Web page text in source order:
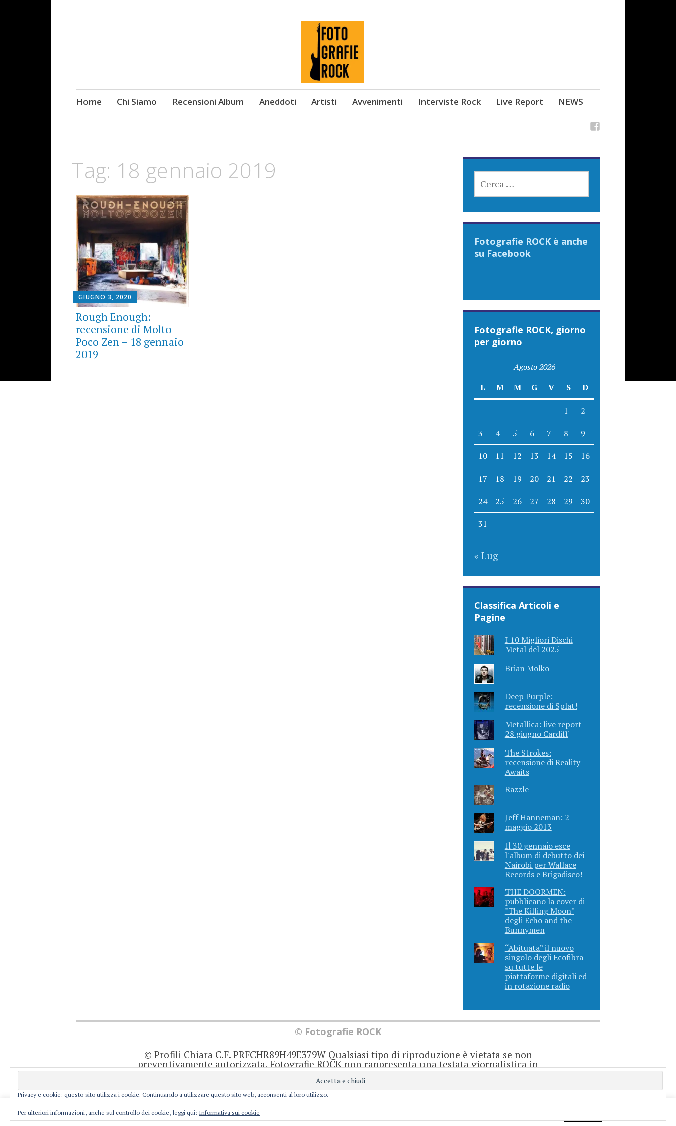
Skip
Home Chi Siamo Recensioni Album Aneddoti Artisti Avvenimenti Interviste Rock Live Report NEWS
Tag: 18 gennaio 2019
GIUGNO 3, 2020
Rough Enough:
recensione di Molto
Poco Zen – 18 gennaio
2019
PER:
Fotografie ROCK è anche
su Facebook
Fotografie ROCK, giorno
per giorno
Agosto 2026
L
M M G V S D
1 2
3 4 5 6 7 8 9
10 11 12 13 14 15 16
17 18 19 20 21 22 23
24 25 26 27 28 29 30
31
« Lug
Classifica Articoli e
Pagine
I 10 Migliori Dischi
Metal del 2025
Brian Molko
Deep Purple:
recensione di Splat!
Metallica: live report
28 giugno Cardiff
The Strokes:
recensione di Reality
Awaits
Razzle
Jeff Hanneman: 2
maggio 2013
Il 30 gennaio esce
l'album di debutto dei
Nairobi per Wallace
Records e Brigadisco!
THE DOORMEN:
pubblicano la cover di
"The Killing Moon"
degli Echo and the
Bunnymen
“Abituata” il nuovo
singolo degli Ecofibra
su tutte le
piattaforme digitali ed
in rotazione radio
© Fotografie ROCK
© Profili Chiara C.F. PRFCHR89H49E379W Qualsiasi tipo di riproduzione è vietata se non
preventivamente autorizzata. Fotografie ROCK non rappresenta una testata giornalistica in
quanto viene aggiornato senza alcuna periodicità. Non può pertanto considerarsi un
prodotto editoriale ai sensi della legge 62 del 7/3/2001. Ogni autore è direttamente
responsabile di ciò che scrive negli articoli e nei commenti.
This website uses cookies to improve your experience. We'll assume you're ok with this, but you can opt-out if you wish.
Privacy e cookie: questo sito utilizza i cookie. Continuando a utilizzare questo sito web, acconsenti al loro utilizzo.
Per ulteriori informazioni, anche sul controllo dei cookie, leggi qui: Informativa sui cookie